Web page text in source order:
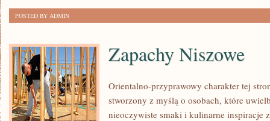
POSTED BY ADMIN
Zapachy Niszowe
Orientalno-przyprawowy charakter tej
stworzony z myślą o osobach, które
nieoczywiste smaki i kulinarne inspiracje